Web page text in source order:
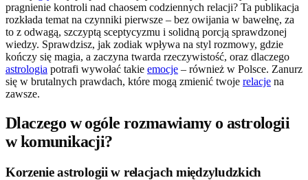
pragnienie kontroli nad chaosem codziennych relacji? Ta publikacja
rozkłada temat na czynniki pierwsze – bez owijania w bawełnę, za
to z odwagą, szczyptą sceptycyzmu i solidną porcją sprawdzonej
wiedzy. Sprawdzisz, jak zodiak wpływa na styl rozmowy, gdzie
kończy się magia, a zaczyna twarda rzeczywistość, oraz dlaczego
astrologia potrafi wywołać takie emocje – również w Polsce. Zanurz
się w brutalnych prawdach, które mogą zmienić twoje relacje na
zawsze.
Dlaczego w ogóle rozmawiamy o astrologii
w komunikacji?
Korzenie astrologii w relacjach międzyludzkich